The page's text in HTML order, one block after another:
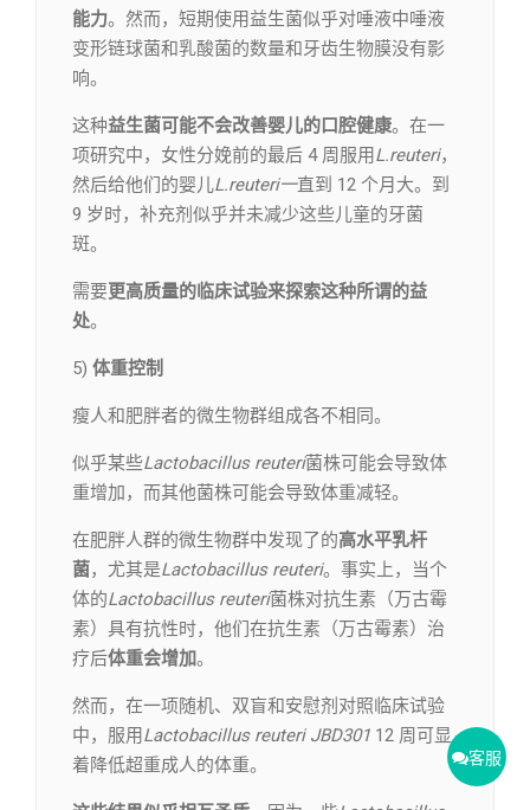
能力。然而，短期使用益生菌似乎对唾液中唾液
变形链球菌和乳酸菌的数量和牙齿生物膜没有影
响。
这种益生菌可能不会改善婴儿的口腔健康。在一
项研究中，女性分娩前的最后 4 周服用L.reuteri，
然后给他们的婴儿L.reuteri一直到 12 个月大。到
9 岁时，补充剂似乎并未减少这些儿童的牙菌
斑。
需要更高质量的临床试验来探索这种所谓的益
处。
5) 体重控制
瘦人和肥胖者的微生物群组成各不相同。
似乎某些Lactobacillus reuteri菌株可能会导致体
重增加，而其他菌株可能会导致体重减轻。
在肥胖人群的微生物群中发现了的高水平乳杆
菌，尤其是Lactobacillus reuteri。事实上，当个
体的Lactobacillus reuteri菌株对抗生素（万古霉
素）具有抗性时，他们在抗生素（万古霉素）治
疗后体重会增加。
然而，在一项随机、双盲和安慰剂对照临床试验
中，服用Lactobacillus reuteri JBD301 12 周可显
着降低超重成人的体重。
客服